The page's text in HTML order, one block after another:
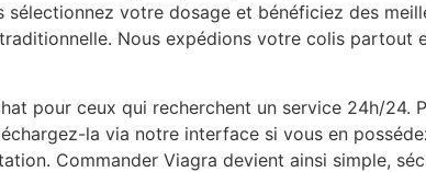
sélectionnez votre dosage et bénéficiez des
Nous expédions votre colis partout
pour ceux qui recherchent un service 24h/24.
la via notre interface si vous en
Commander Viagra devient ainsi simple,